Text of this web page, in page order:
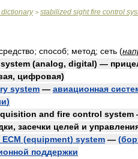
dictionary> stabilized sight fire control
; способ; метод; сеть (
system (analog, digital) —
, цифровая)
system — авиационная
)
and fire control system
, засечки целей и
ECM (equipment) system — (
поддержки